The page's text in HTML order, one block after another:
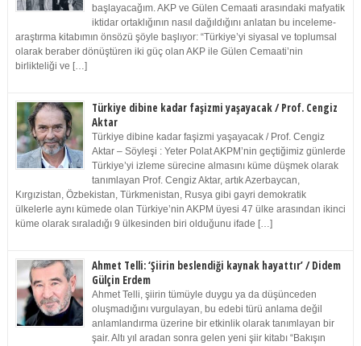
başlayacağım. AKP ve Gülen Cemaati arasındaki mafyatik
iktidar ortaklığının nasıl dağıldığını anlatan bu inceleme-
araştırma kitabımın önsözü şöyle başlıyor: “Türkiye’yi siyasal ve toplumsal
olarak beraber dönüştüren iki güç olan AKP ile Gülen Cemaati’nin
birlikteliği ve […]
Türkiye dibine kadar faşizmi yaşayacak / Prof. Cengiz
Aktar
Türkiye dibine kadar faşizmi yaşayacak / Prof. Cengiz
Aktar – Söyleşi : Yeter Polat AKPM’nin geçtiğimiz günlerde
Türkiye’yi izleme sürecine almasını küme düşmek olarak
tanımlayan Prof. Cengiz Aktar, artık Azerbaycan,
Kırgızistan, Özbekistan, Türkmenistan, Rusya gibi gayri demokratik
ülkelerle aynı kümede olan Türkiye’nin AKPM üyesi 47 ülke arasından ikinci
küme olarak sıraladığı 9 ülkesinden biri olduğunu ifade […]
Ahmet Telli: ‘Şiirin beslendiği kaynak hayattır’ / Didem
Gülçin Erdem
Ahmet Telli, şiirin tümüyle duygu ya da düşünceden
oluşmadığını vurgulayan, bu edebi türü anlama değil
anlamlandırma üzerine bir etkinlik olarak tanımlayan bir
şair. Altı yıl aradan sonra gelen yeni şiir kitabı “Bakışın